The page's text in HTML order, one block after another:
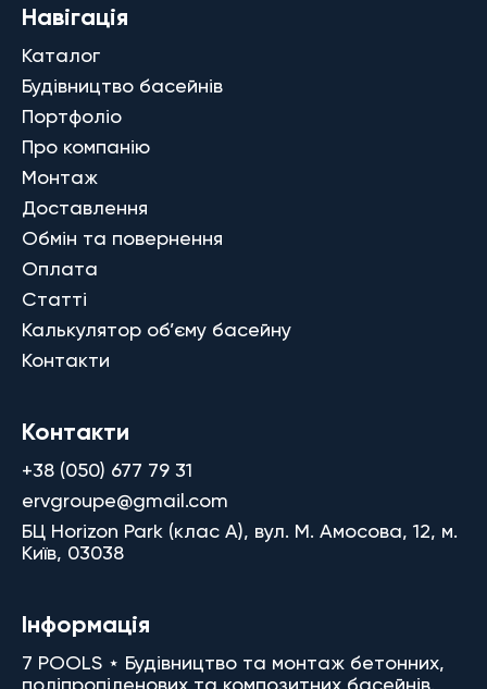
Навігація
Каталог
Будівництво басейнів
Портфоліо
Про компанію
Монтаж
Доставлення
Обмін та повернення
Оплата
Статті
Калькулятор об’єму басейну
Контакти
Контакти
+38 (050) 677 79 31
ervgroupe@gmail.com
БЦ Horizon Park (клас A), вул. М. Амосова, 12, м.
Київ, 03038
Інформація
7 POOLS ⋆ Будівництво та монтаж бетонних,
поліпропіленових та композитних басейнів.